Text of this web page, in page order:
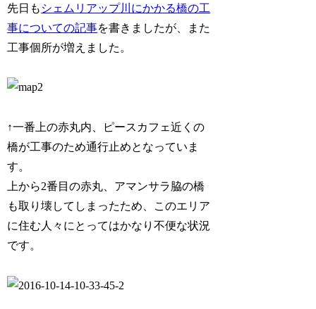
先日も シェムリアップ川にかかる橋の工
事についての記事を書きましたが、また
工事個所が増えました。
↑一番上の赤丸内、ピースカフェ近くの
橋が工事のため通行止めとなっていま
す。
上から2番目の赤丸、アマンサラ脇の橋
も取り壊してしまったため、このエリア
に住む人々にとってはかなり不便な状況
です。